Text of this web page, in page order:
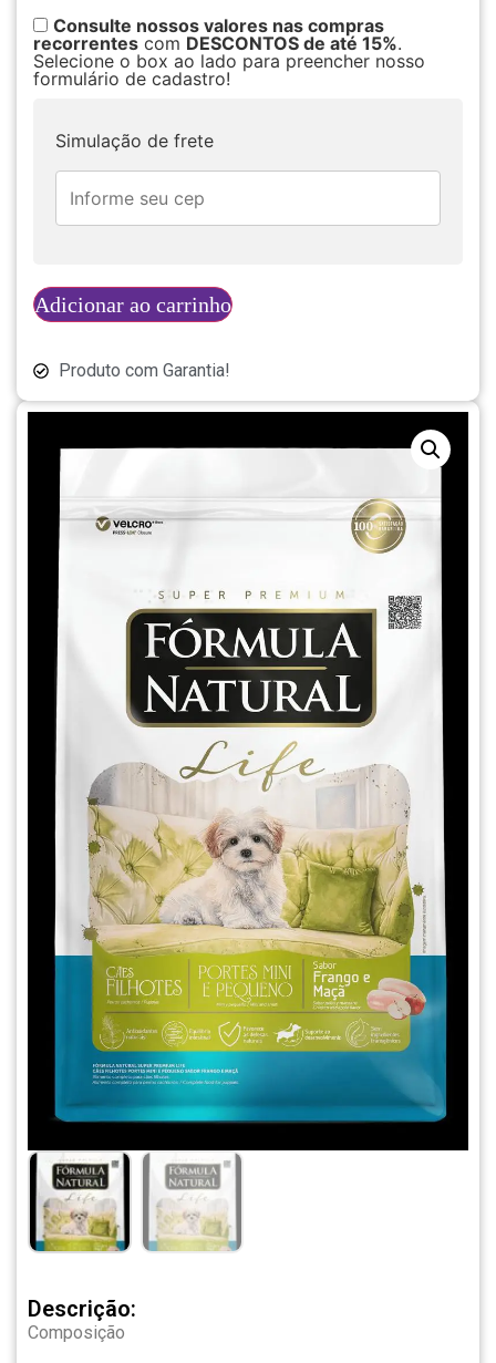
Descrição:
Composição
Consulte nossos valores nas compras
recorrentes com DESCONTOS de até 15%.
Selecione o box ao lado para preencher nosso
formulário de cadastro!
Simulação de frete
Adicionar ao carrinho
Produto com Garantia!